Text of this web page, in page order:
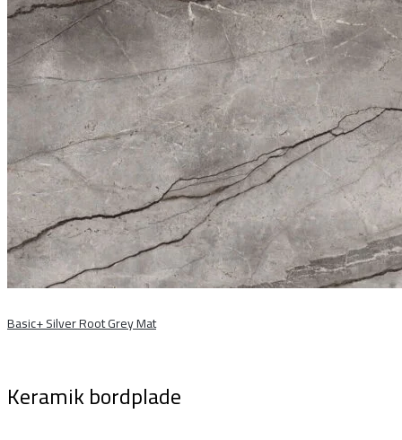
Basic+ Silver Root Grey Mat
Keramik bordplade